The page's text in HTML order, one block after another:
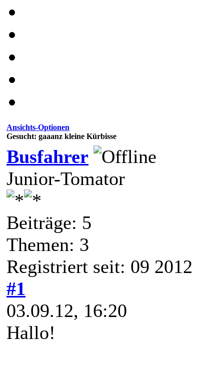
Ansichts-Optionen
Gesucht: gaaanz kleine Kürbisse
Busfahrer
Junior-Tomator
Beiträge: 5
Themen: 3
Registriert seit: 09 2012
#1
03.09.12, 16:20
Hallo!